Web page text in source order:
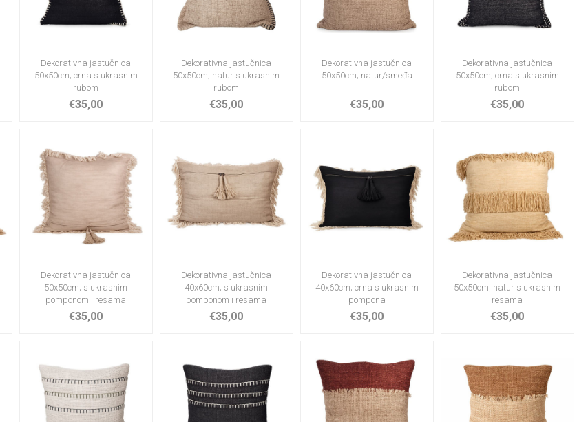
Dekorativna jastučnica
50x50cm; crna s ukrasnim
rubom
€35,00
Dekorativna jastučnica
50x50cm; natur s ukrasnim
rubom
€35,00
Dekorativna jastučnica
50x50cm; natur/smeđa
€35,00
Dekorativna jastučnica
50x50cm; crna s ukrasnim
rubom
€35,00
Dekorativna jastučnica
50x50cm; s ukrasnim
pomponom I resama
€35,00
Dekorativna jastučnica
40x60cm; s ukrasnim
pomponom i resama
€35,00
Dekorativna jastučnica
40x60cm; crna s ukrasnim
pompona
€35,00
Dekorativna jastučnica
50x50cm; natur s ukrasnim
resama
€35,00